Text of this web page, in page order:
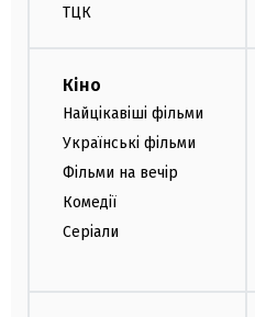
ТЦК
Кіно
Найцікавіші фільми
Українські фільми
Фільми на вечір
Комедії
Серіали